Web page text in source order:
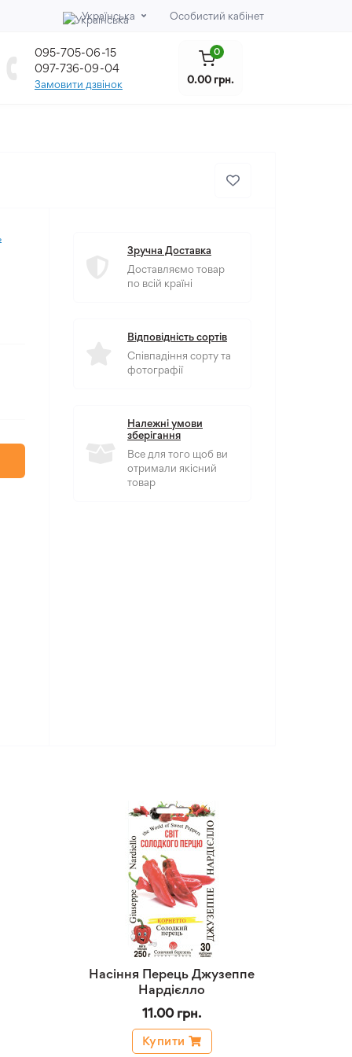
Українська Особистий кабінет
095-705-06-15
097-736-09-04
Замовити дзвінок
0
0.00 грн.
Зручна Доставка
Доставляємо товар
по всій країні
Відповідність сортів
Співпадіння сорту та
фотографії
Належні умови
зберігання
Все для того щоб ви
отримали якісний
товар
Насіння Перець Джузеппе
Нардієлло
11.00 грн.
Купити